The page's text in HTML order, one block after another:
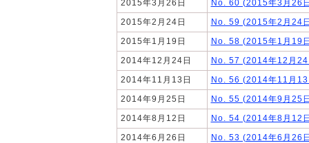
2015年3月26日
No. 60 (2015年3月26
2015年2月24日
No. 59 (2015年2月24
2015年1月19日
No. 58 (2015年1月19
2014年12月24日
No. 57 (2014年12月24
2014年11月13日
No. 56 (2014年11月13
2014年9月25日
No. 55 (2014年9月25
2014年8月12日
No. 54 (2014年8月12
2014年6月26日
No. 53 (2014年6月26